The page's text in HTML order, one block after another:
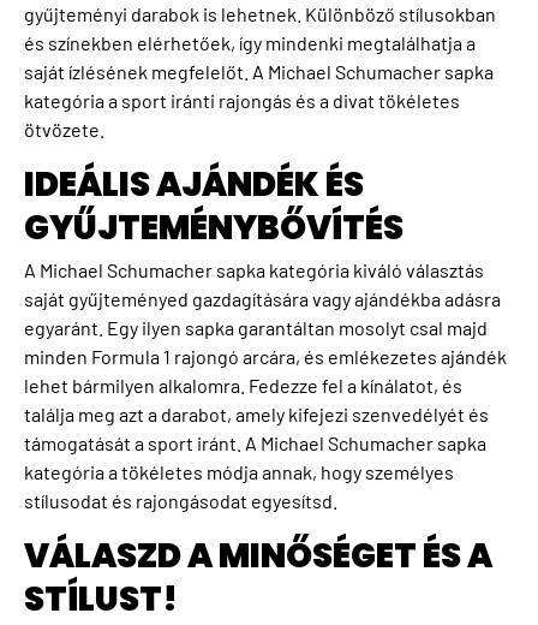
gyűjteményi darabok is lehetnek. Különböző stílusokban
és színekben elérhetőek, így mindenki megtalálhatja a
saját ízlésének megfelelőt. A Michael Schumacher sapka
kategória a sport iránti rajongás és a divat tökéletes
ötvözete.
IDEÁLIS AJÁNDÉK ÉS
GYŰJTEMÉNYBŐVÍTÉS
A Michael Schumacher sapka kategória kiváló választás
saját gyűjteményed gazdagítására vagy ajándékba adásra
egyaránt. Egy ilyen sapka garantáltan mosolyt csal majd
minden Formula 1 rajongó arcára, és emlékezetes ajándék
lehet bármilyen alkalomra. Fedezze fel a kínálatot, és
találja meg azt a darabot, amely kifejezi szenvedélyét és
támogatását a sport iránt. A Michael Schumacher sapka
kategória a tökéletes módja annak, hogy személyes
stílusodat és rajongásodat egyesítsd.
VÁLASZD A MINŐSÉGET ÉS A
STÍLUST!